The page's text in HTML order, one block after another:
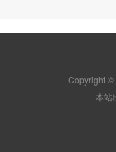
Copyright ©
本站